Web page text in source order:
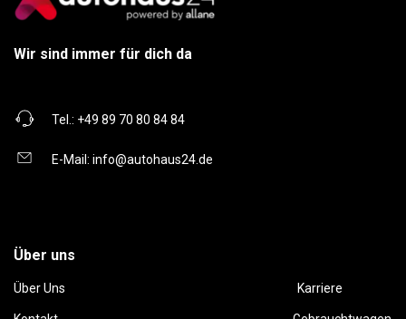
Wir sind immer für dich da
Tel.: +49 89 70 80 84 84
E-Mail: info@autohaus24.de
Über uns
Über Uns Karriere